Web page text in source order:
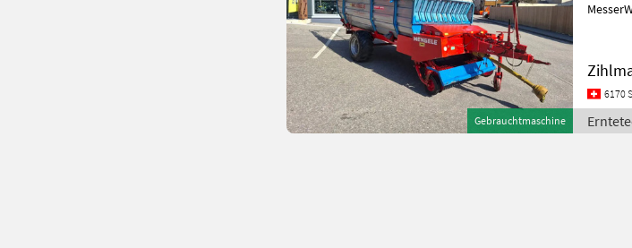
Gebrauchtmaschine
6170